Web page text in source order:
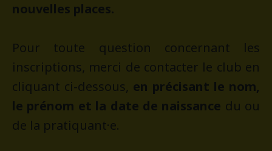
nouvelles places.
Pour toute question concernant les
inscriptions, merci de contacter le club en
cliquant ci-dessous, en précisant le nom,
le prénom et la date de naissance du ou
de la pratiquant·e.